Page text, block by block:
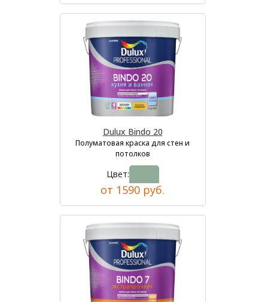
Dulux Bindo 20
Полуматовая краска для стен и
потолков
Цвет:
от 1590 руб.